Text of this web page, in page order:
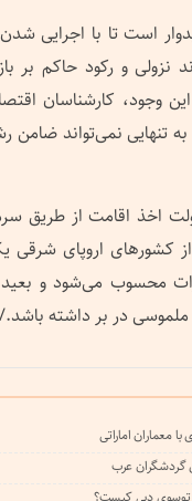
است تا با اجرایی
نزولی و رکود حاکم بر
وجود، کارشناسان
به تنهایی نمی‌تواند ضامن
اخذ اقامت از طریق
از کشورهای اروپای
محسوب می‌شود و
ملموسی در بر داشته
معماران اماراتی
گردشگران عرب